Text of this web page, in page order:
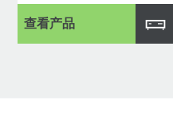
查看产品